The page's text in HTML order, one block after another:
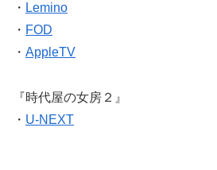
・ Lemino
・ FOD
・ AppleTV
『時代屋の女房２』
・ U-NEXT